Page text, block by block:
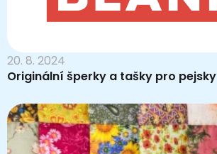
20. 8. 2024
Originální šperky a tašky pro pejsky